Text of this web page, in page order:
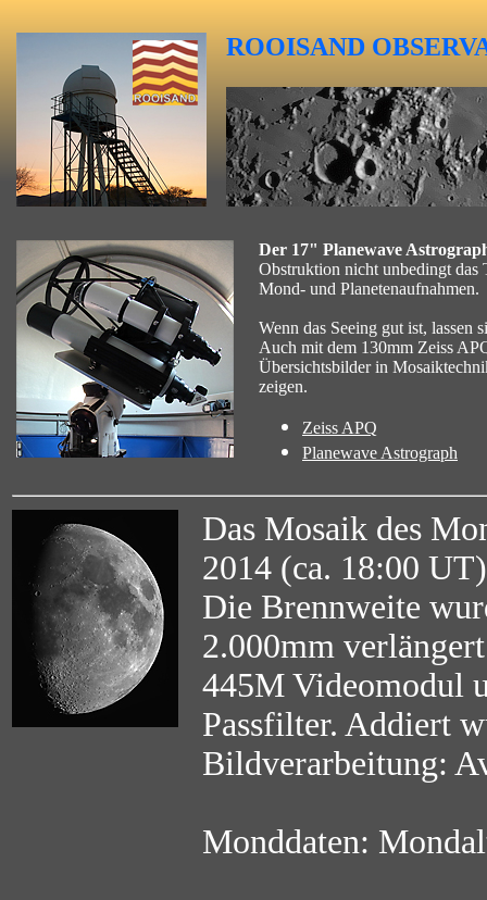
ROOISAND
Der 17" Planewave
Obstruktion nicht unbedingt das
Mond- und Planetenaufnahmen.
Wenn das Seeing gut ist, lassen
Auch mit dem 130mm Zeiss
Übersichtsbilder in
zeigen.
Zeiss APQ
Planewave Astrograph
Das Mosaik des
2014 (ca. 18:00
Die Brennweite
2.000mm
445M Videomodul
Passfilter. Addiert
Bildverarbeitung:
Monddaten: